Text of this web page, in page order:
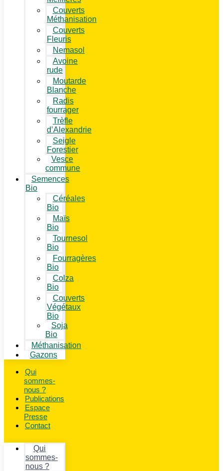
Couverts
Méthanisation
Couverts
Fleuris
Nemasol
Avoine
rude
Moutarde
Blanche
Radis
fourrager
Trèfle
d’Alexandrie
Seigle
Forestier
Vesce
commune
Semences
Bio
Céréales
Bio
Maïs
Bio
Tournesol
Bio
Fourragères
Bio
Colza
Bio
Couverts
Végétaux
Bio
Soja
Bio
Méthanisation
Gazons
Qui
sommes-
nous ?
Publications
Espace
Presse
Contact
Qui
sommes-
nous ?